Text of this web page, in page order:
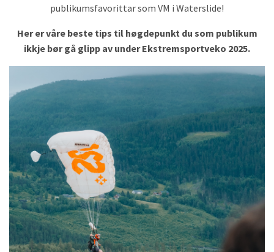
publikumsfavorittar som VM i Waterslide!
Her er våre beste tips til høgdepunkt du som publikum
ikkje bør gå glipp av under Ekstremsportveko 2025.